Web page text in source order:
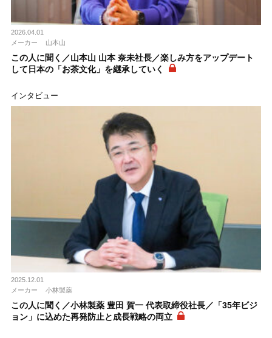
2026.04.01
メーカー
山本山
この人に聞く／山本山 山本 奈未社長／楽しみ方をアップデート
して日本の「お茶文化」を継承していく
インタビュー
2025.12.01
メーカー
小林製薬
この人に聞く／小林製薬 豊田 賀一 代表取締役社長／「35年ビジ
ョン」に込めた再発防止と成長戦略の両立